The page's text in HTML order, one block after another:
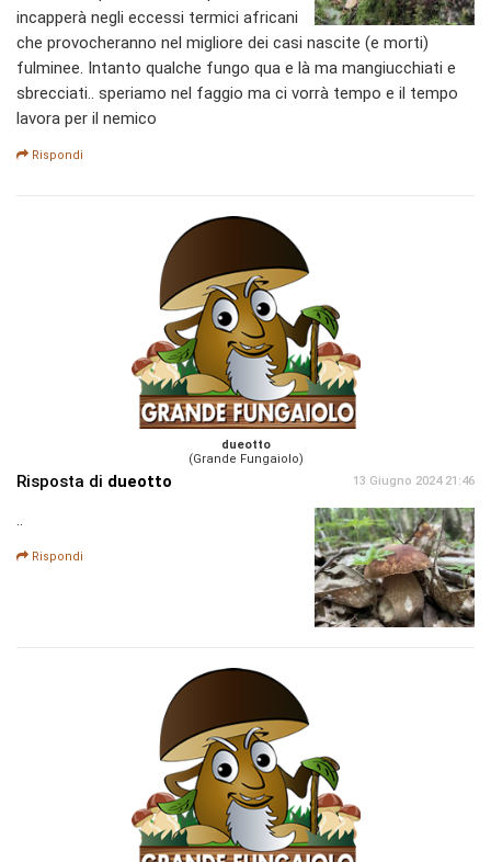
incapperà negli eccessi termici africani
che provocheranno nel migliore dei casi nascite (e morti)
fulminee. Intanto qualche fungo qua e là ma mangiucchiati e
sbrecciati.. speriamo nel faggio ma ci vorrà tempo e il tempo
lavora per il nemico
Rispondi
dueotto
(Grande Fungaiolo)
Risposta di dueotto 13 Giugno 2024 21:46
Rispondi